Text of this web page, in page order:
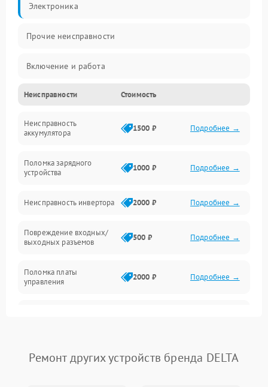
Электроника
Прочие неисправности
Включение и работа
Работа с нагрузкой
Звук и индикация
Механические повреждения
Механика
Неисправности Стоимость
Неисправность
аккумулятора
1500 ₽ Подробнее →
Поломка зарядного
устройства
1000 ₽ Подробнее →
Неисправность инвертора 2000 ₽ Подробнее →
Повреждение входных/
выходных разъемов
500 ₽ Подробнее →
Поломка платы
управления
2000 ₽ Подробнее →
Повреждение
конденсаторов
500 ₽ Подробнее →
Ремонт других устройств бренда DELTA